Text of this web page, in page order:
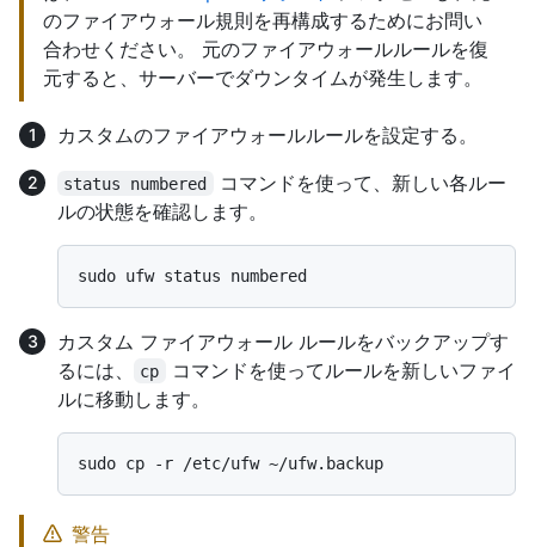
のファイアウォール規則を再構成するためにお問い
合わせください。 元のファイアウォールルールを復
元すると、サーバーでダウンタイムが発生します。
カスタムのファイアウォールルールを設定する。
status numbered
コマンドを使って、新しい各ルー
ルの状態を確認します。
カスタム ファイアウォール ルールをバックアップす
るには、
cp
コマンドを使ってルールを新しいファイ
ルに移動します。
警告